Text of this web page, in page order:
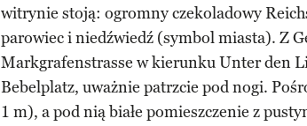
witrynie stoją: ogromny czekoladowy
parowiec i niedźwiedź (symbol miasta). Z
Markgrafenstrasse w kierunku Unter den
Bebelplatz, uważnie patrzcie pod nogi.
1 m), a pod nią białe pomieszczenie z